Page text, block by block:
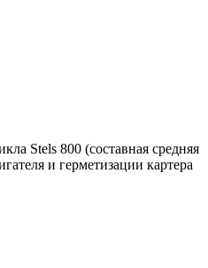
Stels 800 (составная средняя
и герметизации картера